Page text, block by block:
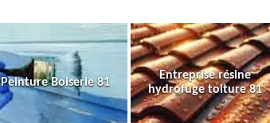
Peinture Boiserie 81
Entreprise résine
hydrofuge toiture 81